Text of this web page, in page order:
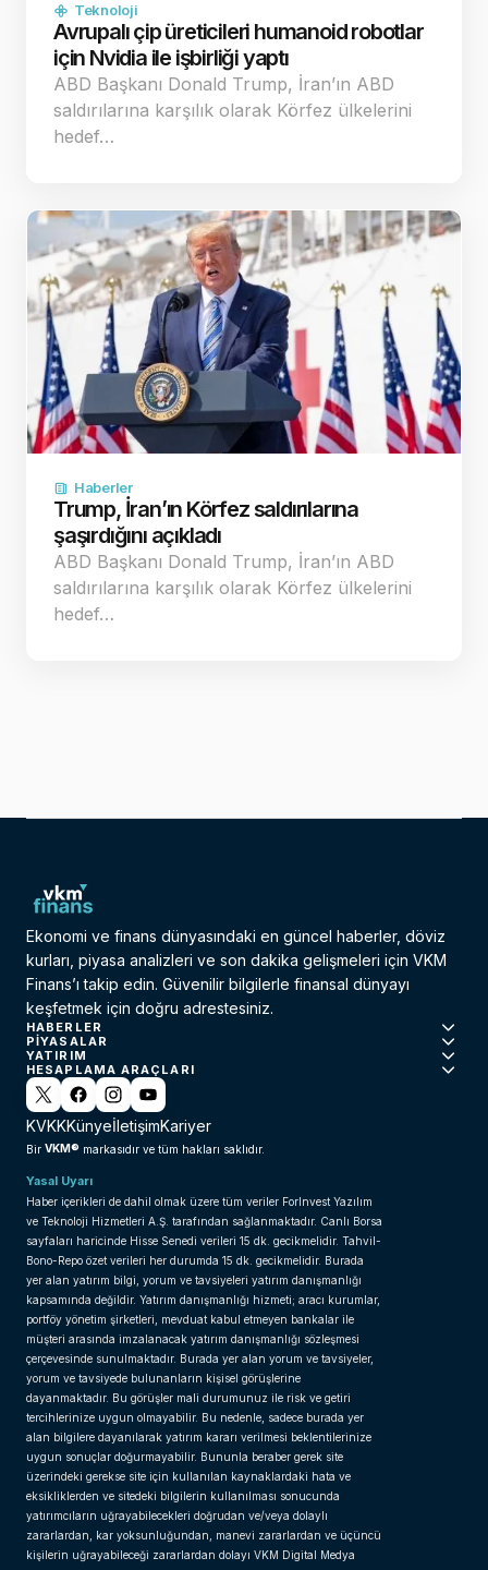
Teknoloji
Avrupalı çip üreticileri humanoid robotlar
için Nvidia ile işbirliği yaptı
ABD Başkanı Donald Trump, İran’ın ABD
saldırılarına karşılık olarak Körfez ülkelerini
hedef…
Haberler
Trump, İran’ın Körfez saldırılarına
şaşırdığını açıkladı
ABD Başkanı Donald Trump, İran’ın ABD
saldırılarına karşılık olarak Körfez ülkelerini
hedef…
Ekonomi ve finans dünyasındaki en güncel haberler, döviz
kurları, piyasa analizleri ve son dakika gelişmeleri için VKM
Finans’ı takip edin. Güvenilir bilgilerle finansal dünyayı
keşfetmek için doğru adrestesiniz.
HABERLER
PIYASALAR
YATIRIM
HESAPLAMA ARAÇLARI
KVKKKünyeİletişimKariyer
Bir VKM® markasıdır ve tüm hakları saklıdır.
Yasal Uyarı
Haber içerikleri de dahil olmak üzere tüm veriler ForInvest Yazılım
ve Teknoloji Hizmetleri A.Ş. tarafından sağlanmaktadır. Canlı Borsa
sayfaları haricinde Hisse Senedi verileri 15 dk. gecikmelidir. Tahvil-
Bono-Repo özet verileri her durumda 15 dk. gecikmelidir. Burada
yer alan yatırım bilgi, yorum ve tavsiyeleri yatırım danışmanlığı
kapsamında değildir. Yatırım danışmanlığı hizmeti; aracı kurumlar,
portföy yönetim şirketleri, mevduat kabul etmeyen bankalar ile
müşteri arasında imzalanacak yatırım danışmanlığı sözleşmesi
çerçevesinde sunulmaktadır. Burada yer alan yorum ve tavsiyeler,
yorum ve tavsiyede bulunanların kişisel görüşlerine
dayanmaktadır. Bu görüşler mali durumunuz ile risk ve getiri
tercihlerinize uygun olmayabilir. Bu nedenle, sadece burada yer
alan bilgilere dayanılarak yatırım kararı verilmesi beklentilerinize
uygun sonuçlar doğurmayabilir. Bununla beraber gerek site
üzerindeki gerekse site için kullanılan kaynaklardaki hata ve
eksikliklerden ve sitedeki bilgilerin kullanılması sonucunda
yatırımcıların uğrayabilecekleri doğrudan ve/veya dolaylı
zararlardan, kar yoksunluğundan, manevi zararlardan ve üçüncü
kişilerin uğrayabileceği zararlardan dolayı VKM Digital Medya